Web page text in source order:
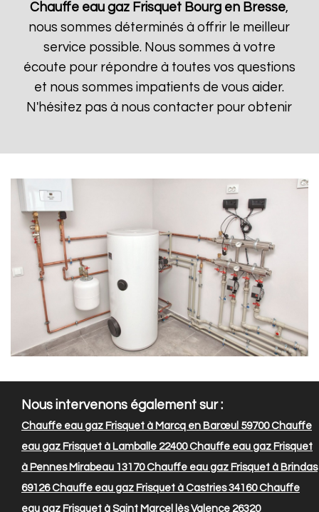
Chauffe eau gaz Frisquet Bourg en Bresse,
nous sommes déterminés à offrir le meilleur
service possible. Nous sommes à votre
écoute pour répondre à toutes vos questions
et nous sommes impatients de vous aider.
N'hésitez pas à nous contacter pour obtenir
Nous intervenons également sur :
Chauffe eau gaz Frisquet à Marcq en Barœul 59700Chauffe
eau gaz Frisquet à Lamballe 22400Chauffe eau gaz Frisquet
à Pennes Mirabeau 13170Chauffe eau gaz Frisquet à Brindas
69126Chauffe eau gaz Frisquet à Castries 34160Chauffe
eau gaz Frisquet à Saint Marcel lès Valence 26320